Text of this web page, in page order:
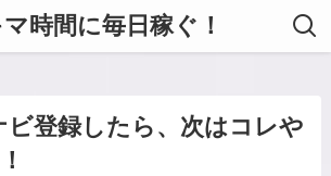
時間に毎日稼ぐ！
ビ登録したら、次はコレや